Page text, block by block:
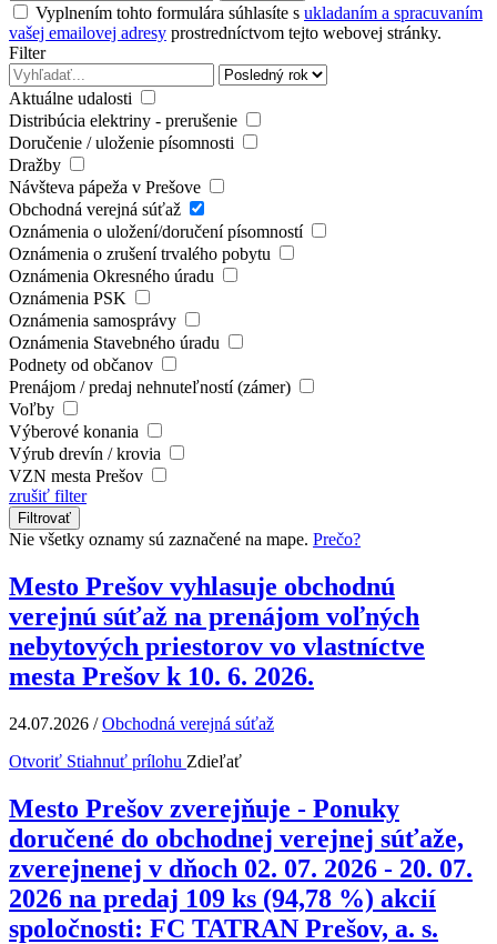
Vyplnením tohto formulára súhlasíte s ukladaním a spracuvaním
vašej emailovej adresy prostredníctvom tejto webovej stránky.
Filter
Aktuálne udalosti
Distribúcia elektriny - prerušenie
Doručenie / uloženie písomnosti
Dražby
Návšteva pápeža v Prešove
Obchodná verejná súťaž
Oznámenia o uložení/doručení písomností
Oznámenia o zrušení trvalého pobytu
Oznámenia Okresného úradu
Oznámenia PSK
Oznámenia samosprávy
Oznámenia Stavebného úradu
Podnety od občanov
Prenájom / predaj nehnuteľností (zámer)
Voľby
Výberové konania
Výrub drevín / krovia
VZN mesta Prešov
zrušiť filter
Filtrovať
Nie všetky oznamy sú zaznačené na mape. Prečo?
Mesto Prešov vyhlasuje obchodnú
verejnú súťaž na prenájom voľných
nebytových priestorov vo vlastníctve
mesta Prešov k 10. 6. 2026.
24.07.2026 /Obchodná verejná súťaž
Otvoriť Stiahnuť prílohu Zdieľať
Mesto Prešov zverejňuje - Ponuky
doručené do obchodnej verejnej súťaže,
zverejnenej v dňoch 02. 07. 2026 - 20. 07.
2026 na predaj 109 ks (94,78 %) akcií
spoločnosti: FC TATRAN Prešov, a. s.